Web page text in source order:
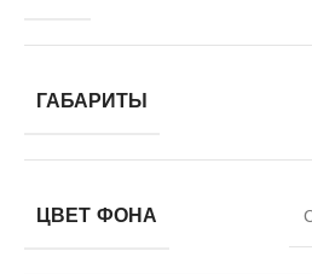
ГАБАРИТЫ
ЦВЕТ ФОНА